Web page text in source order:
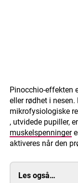
Pinocchio-effekten
eller rødhet i nesen.
mikrofysiologiske
, utvidede pupiller,
muskelspenninger
aktiveres når den
Les også…